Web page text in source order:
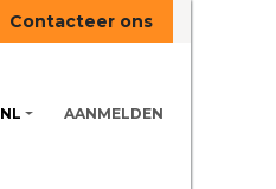
Contacteer ons
NL AANMELDEN